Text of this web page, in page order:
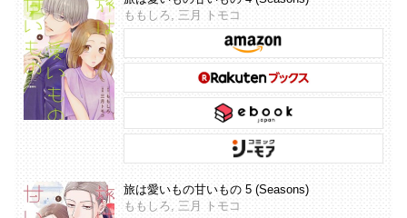
ももしろ, 三月 トモコ
旅は愛いもの甘いもの 5 (Seasons)
ももしろ, 三月 トモコ